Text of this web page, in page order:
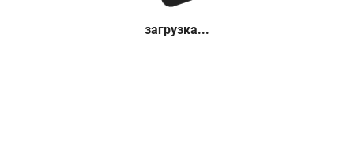
загрузка...